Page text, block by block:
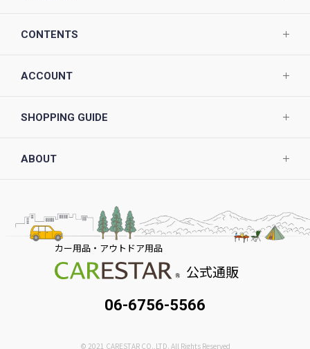
CONTENTS
ACCOUNT
SHOPPING GUIDE
ABOUT
カー用品・アウトドア用品
公式通販
06-6756-5566
© 2021 CARESTAR CO.,LTD. All Rights Reserved